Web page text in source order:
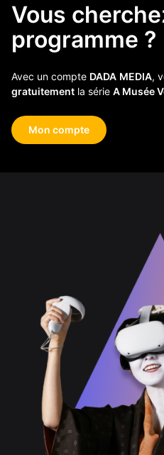
Vous
programme ?
Avec un compte DADA MEDIA,
gratuitement la série A Musée
Mon compte